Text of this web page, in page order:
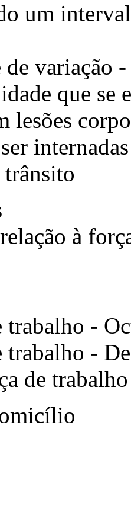
um
variação -
que se
lesões
trânsito
à
trabalho -
trabalho -
de trabalho